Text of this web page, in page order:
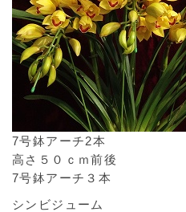
7号鉢アーチ2本
高さ５０ｃｍ前後
7号鉢アーチ３本
シンビジューム